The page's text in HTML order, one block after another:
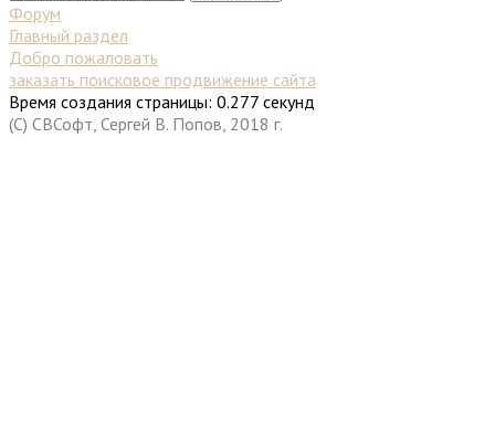
Форум
Главный раздел
Добро пожаловать
заказать поисковое продвижение сайта
Время создания страницы: 0.277 секунд
(C) СВСофт, Сергей В. Попов, 2018 г.